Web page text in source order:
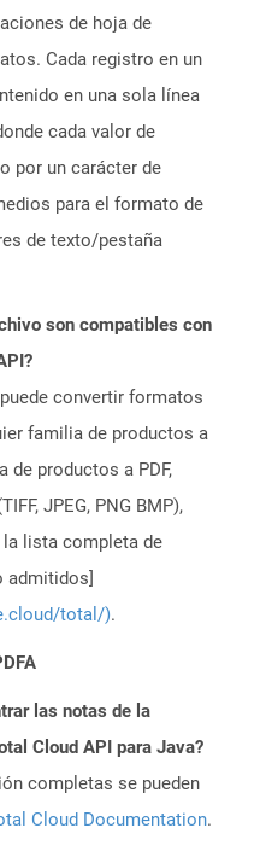
de hoja de
Cada registro en un
en una sola línea
cada valor de
por un carácter de
para el formato de
de texto/pestaña
son compatibles con
convertir formatos
familia de productos a
productos a PDF,
JPEG, PNG BMP),
lista completa de
admitidos]
total/).
las notas de la
Cloud API para Java?
completas se pueden
Cloud Documentation.